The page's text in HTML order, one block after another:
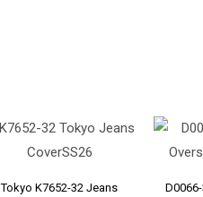
Tokyo K7652-32 Jeans